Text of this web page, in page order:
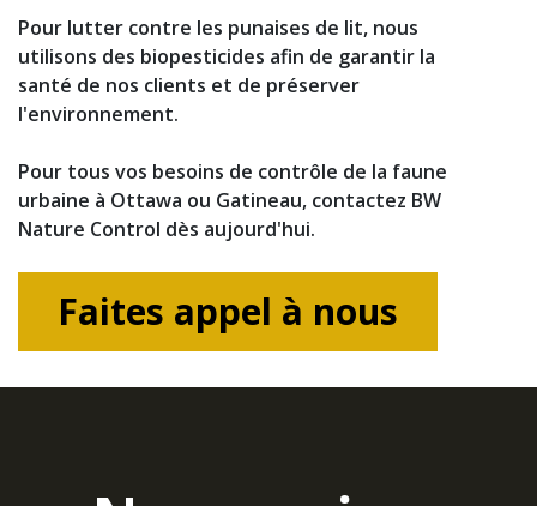
Pour lutter contre les punaises de lit, nous
utilisons des biopesticides afin de garantir la
santé de nos clients et de préserver
l'environnement.
Pour tous vos besoins de contrôle de la faune
urbaine à Ottawa ou Gatineau, contactez BW
Nature Control dès aujourd'hui.
Faites appel à nous